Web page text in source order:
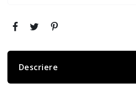
Descriere